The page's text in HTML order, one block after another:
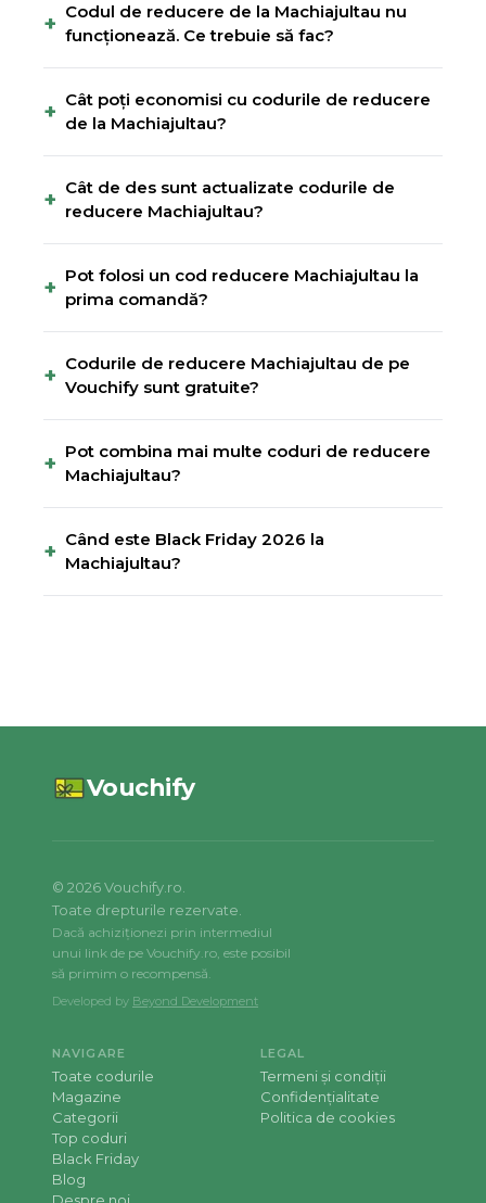
+ Codul de reducere de la Machiajultau nu
funcționează. Ce trebuie să fac?
+ Cât poți economisi cu codurile de reducere
de la Machiajultau?
+ Cât de des sunt actualizate codurile de
reducere Machiajultau?
+ Pot folosi un cod reducere Machiajultau la
prima comandă?
+ Codurile de reducere Machiajultau de pe
Vouchify sunt gratuite?
+ Pot combina mai multe coduri de reducere
Machiajultau?
+ Când este Black Friday 2026 la
Machiajultau?
Vouchify
© 2026Vouchify.ro.
Toate drepturile rezervate.
Dacă achiziționezi prin intermediul
unui link de pe Vouchify.ro, este posibil
să primim o recompensă.
Developed by Beyond Development
NAVIGARE
Toate codurile
Magazine
Categorii
Top coduri
Black Friday
Blog
LEGAL
Termeni și condiții
Confidențialitate
Politica de cookies